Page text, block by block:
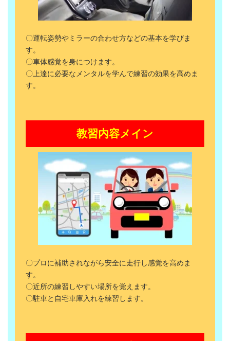
〇運転姿勢やミラーの合わせ方などの基本を学びま
す。
〇車体感覚を身につけます。
〇上達に必要なメンタルを学んで練習の効果を高めま
す。
教習内容メイン
〇プロに補助されながら安全に走行し感覚を高めま
す。
〇近所の練習しやすい場所を覚えます。
〇駐車と自宅車庫入れを練習します。